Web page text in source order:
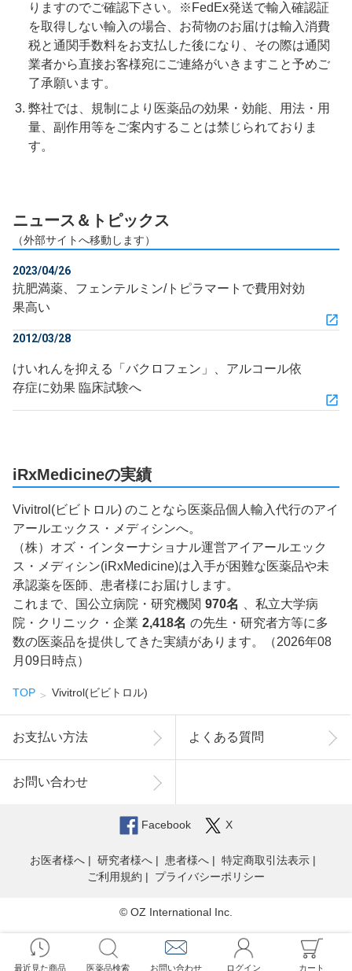
りますのでご確認下さい。※FedEx発送で輸入確認証
を取得しない輸入の場合、お荷物のお届けは輸入消費
税と通関手数料をお支払した後になり、その際は通関
業者から直接お客様宛にご連絡がいきますこと予めご
了承願います。
弊社では、規制により医薬品の効果・効能、用法・用
量、副作用等をご案内することは禁じられておりま
す。
ニュース＆トピックス
（外部サイトへ移動します）
2023/04/26
抗肥満薬、フェンテルミン/トピラマートで費用対効
果高い
2012/03/28
けいれんを抑える「バクロフェン」、アルコール依
存症に効果 臨床試験へ
iRxMedicineの実績
Vivitrol(ビビトロル) のことなら医薬品個人輸入代行のアイ
アールエックス・メディシンへ。
（株）オズ・インターナショナル運営アイアールエック
ス・メディシン(iRxMedicine)は入手が困難な医薬品や未
承認薬を医師、患者様にお届けします。
これまで、国公立病院・研究機関 970名
、私立大学病
院・クリニック・企業 2,418名 の先生・研究者方等に多
数の医薬品を提供してきた実績があります。（2026年08
月09日時点）
TOP Vivitrol(ビビトロル)
最近見た商品 医薬品検索 お問い合わせ ログイン カート
お支払い方法 よくある質問
お問い合わせ
Facebook X
お医者様へ 研究者様へ 患者様へ
特定商取引法表示
ご利用規約
プライバシーポリシー
© OZ International Inc.